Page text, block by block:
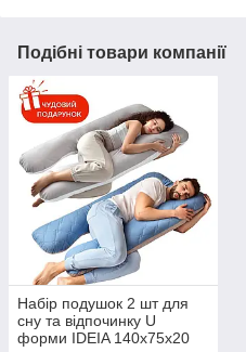
Подібні товари компанії
Набір подушок 2 шт для
сну та відпочинку U
форми IDEIA 140х75х20